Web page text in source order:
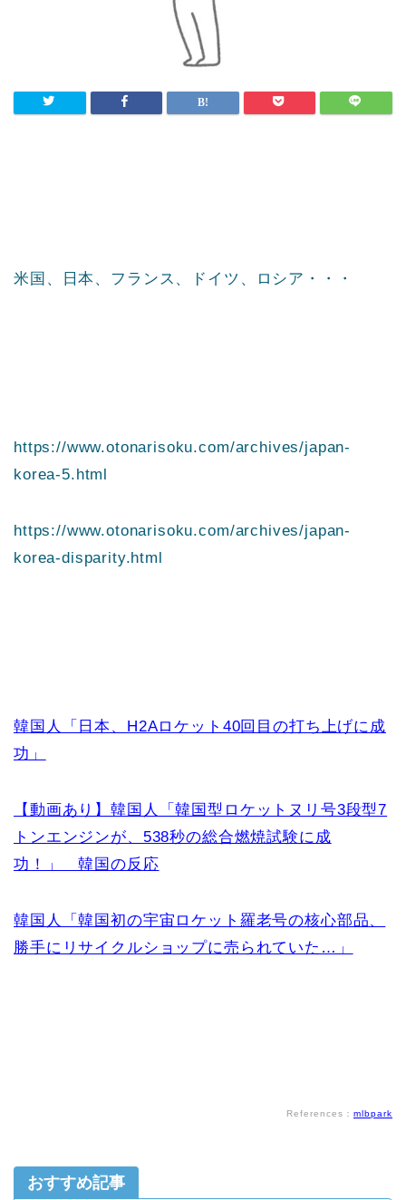
米国、日本、フランス、ドイツ、ロシア・・・
https://www.otonarisoku.com/archives/japan-
korea-5.html
https://www.otonarisoku.com/archives/japan-
korea-disparity.html
韓国人「日本、H2Aロケット40回目の打ち上げに成
功」
【動画あり】韓国人「韓国型ロケットヌリ号3段型7
トンエンジンが、538秒の総合燃焼試験に成
功！」 韓国の反応
韓国人「韓国初の宇宙ロケット羅老号の核心部品、
勝手にリサイクルショップに売られていた…」
References： mlbpark
おすすめ記事